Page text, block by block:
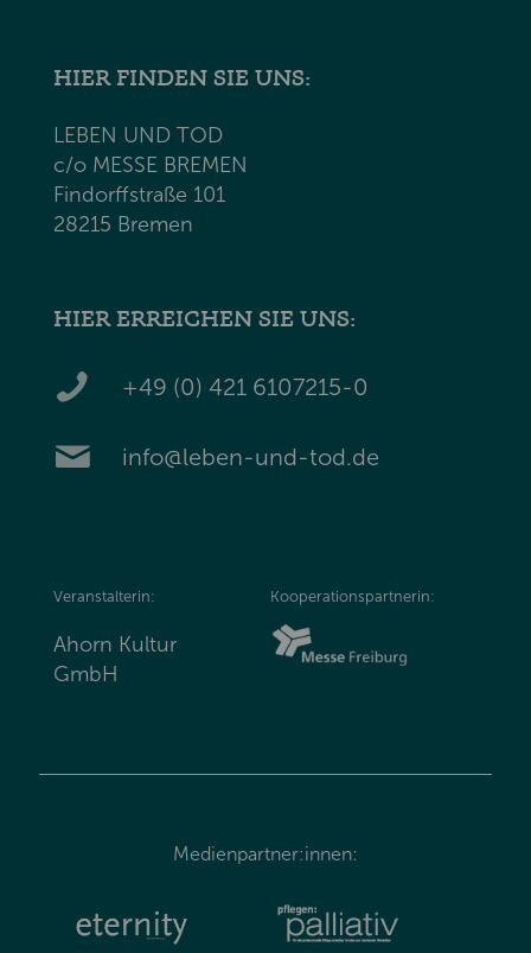
HIER FINDEN SIE UNS:
LEBEN UND TOD
c/o MESSE BREMEN
Findorffstraße 101
28215 Bremen
HIER ERREICHEN SIE UNS:
+49 (0) 421 6107215-0
info@leben-und-tod.de
Veranstalterin:
Ahorn Kultur
GmbH
Kooperationspartnerin:
Medienpartner:innen: